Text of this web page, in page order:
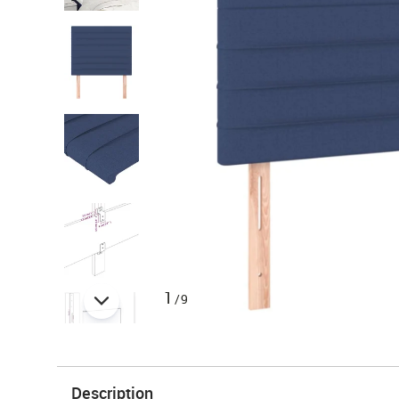
1 /9
Description